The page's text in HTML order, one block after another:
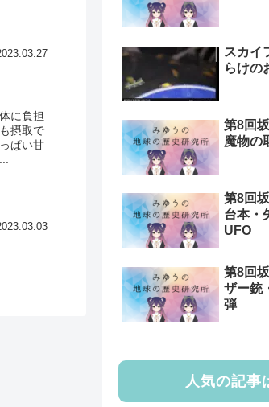
に負担
摂取で
ぱい甘
スカイ
らけの
第8回
魔物の
第8回
台本・
UFO
第8回
ザー銃
弾
人気の記事